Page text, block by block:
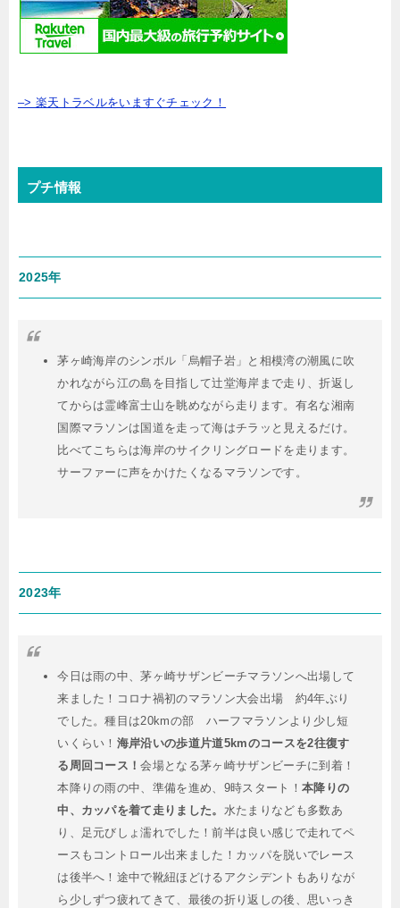
–> 楽天トラベルをいますぐチェック！
プチ情報
2025年
茅ヶ崎海岸のシンボル「烏帽子岩」と相模湾の潮風に吹
かれながら 江の島を目指して辻堂海岸まで走り、折返し
てからは霊峰富士山を眺めながら走ります。 有名な湘南
国際マラソンは国道を走って海はチラッと見えるだけ。
比べてこちらは海岸のサイクリングロードを走ります。
サーファーに声をかけたくなるマラソンです。
2023年
今日は雨の中、茅ヶ崎サザンビーチマラソンへ出場して
来ました！コロナ禍初のマラソン大会出場 約4年ぶり
でした。種目は20kmの部 ハーフマラソンより少し短
いくらい！ 海岸沿いの歩道片道5kmのコースを2往復す
る周回コース！会場となる茅ヶ崎サザンビーチに到着！
本降りの雨の中、準備を進め、9時スタート！ 本降りの
中、カッパを着て走りました。 水たまりなども多数あ
り、足元びしょ濡れでした！前半は良い感じで走れてペ
ースもコントロール出来ました！カッパを脱いでレース
は後半へ！途中で靴紐ほどけるアクシデントもありなが
ら少しずつ疲れてきて、最後の折り返しの後、思いっき